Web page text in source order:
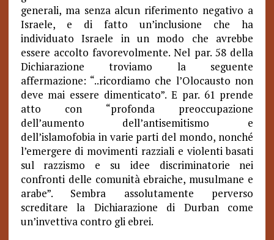
generali, ma senza alcun riferimento negativo a
Israele, e di fatto un’inclusione che ha
individuato Israele in un modo che avrebbe
essere accolto favorevolmente. Nel par. 58 della
Dichiarazione troviamo la seguente
affermazione: “..ricordiamo che l’Olocausto non
deve mai essere dimenticato”. E par. 61 prende
atto con “profonda preoccupazione
dell’aumento dell’antisemitismo e
dell’islamofobia in varie parti del mondo, nonché
l’emergere di movimenti razziali e violenti basati
sul razzismo e su idee discriminatorie nei
confronti delle comunità ebraiche, musulmane e
arabe”. Sembra assolutamente perverso
screditare la Dichiarazione di Durban come
un’invettiva contro gli ebrei.